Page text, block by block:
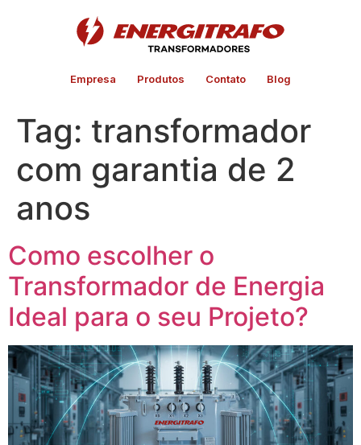
Empresa Produtos Contato Blog
Tag: transformador
com garantia de 2
anos
Como escolher o
Transformador de Energia
Ideal para o seu Projeto?